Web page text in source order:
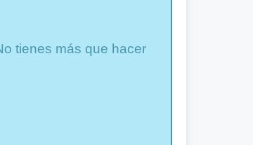
tienes más que hacer